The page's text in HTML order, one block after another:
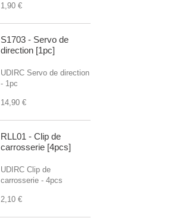
1,90 €
S1703 - Servo de
direction [1pc]
UDIRC Servo de direction
- 1pc
14,90 €
RLL01 - Clip de
carrosserie [4pcs]
UDIRC Clip de
carrosserie - 4pcs
2,10 €